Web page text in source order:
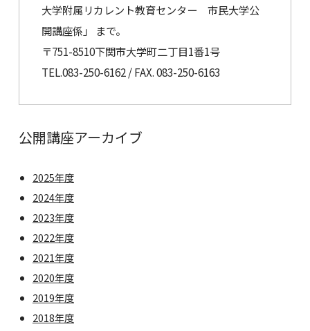
大学附属リカレント教育センター 市民大学公
開講座係」 まで。
〒751-8510下関市大学町二丁目1番1号
TEL.083-250-6162 / FAX. 083-250-6163
公開講座アーカイブ
2025年度
2024年度
2023年度
2022年度
2021年度
2020年度
2019年度
2018年度